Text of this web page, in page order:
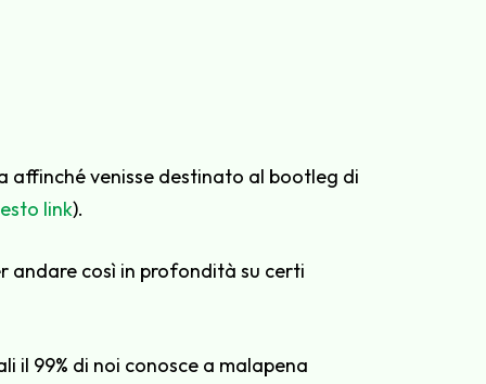
affinché venisse destinato al bootleg di
link).
andare così in profondità su certi
il 99% di noi conosce a malapena